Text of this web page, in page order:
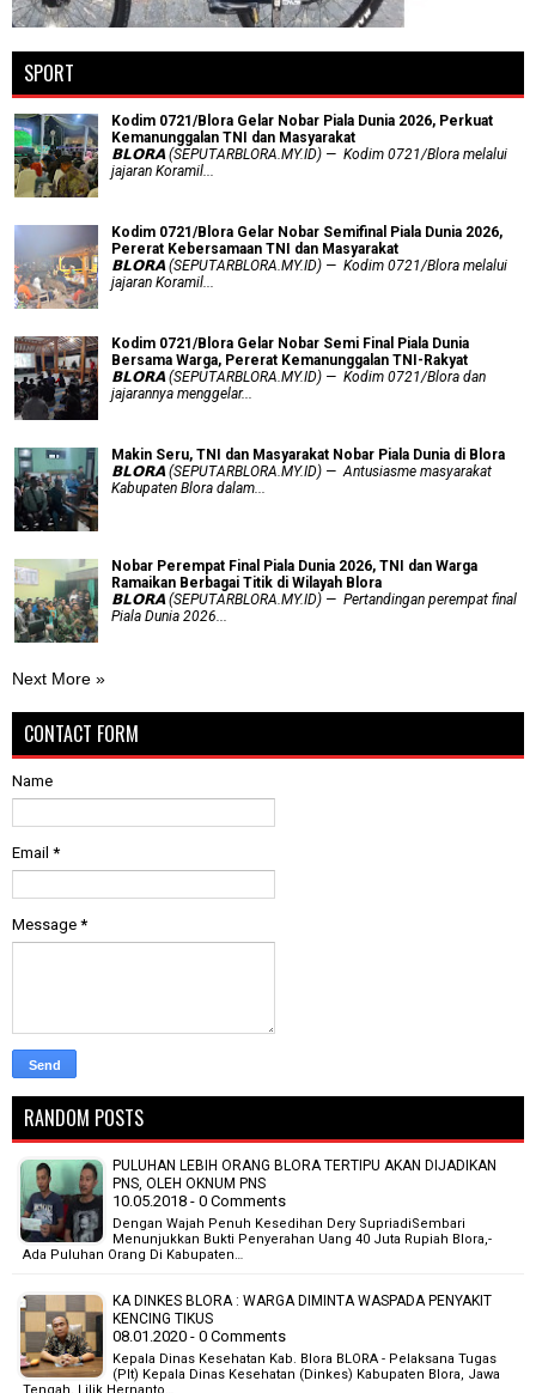
SPORT
Kodim 0721/Blora Gelar Nobar Piala Dunia 2026, Perkuat
Kemanunggalan TNI dan Masyarakat
𝗕𝗟𝗢𝗥𝗔 (SEPUTARBLORA.MY.ID) — Kodim 0721/Blora melalui
jajaran Koramil...
Kodim 0721/Blora Gelar Nobar Semifinal Piala Dunia 2026,
Pererat Kebersamaan TNI dan Masyarakat
𝗕𝗟𝗢𝗥𝗔 (SEPUTARBLORA.MY.ID) — Kodim 0721/Blora melalui
jajaran Koramil...
Kodim 0721/Blora Gelar Nobar Semi Final Piala Dunia
Bersama Warga, Pererat Kemanunggalan TNI-Rakyat
𝗕𝗟𝗢𝗥𝗔 (SEPUTARBLORA.MY.ID) — Kodim 0721/Blora dan
jajarannya menggelar...
Makin Seru, TNI dan Masyarakat Nobar Piala Dunia di Blora
𝗕𝗟𝗢𝗥𝗔 (SEPUTARBLORA.MY.ID) — Antusiasme masyarakat
Kabupaten Blora dalam...
Nobar Perempat Final Piala Dunia 2026, TNI dan Warga
Ramaikan Berbagai Titik di Wilayah Blora
𝗕𝗟𝗢𝗥𝗔 (SEPUTARBLORA.MY.ID) — Pertandingan perempat final
Piala Dunia 2026...
Next More »
CONTACT FORM
Name
Email *
Message *
RANDOM POSTS
PULUHAN LEBIH ORANG BLORA TERTIPU AKAN DIJADIKAN
PNS, OLEH OKNUM PNS
10.05.2018 - 0 Comments
Dengan Wajah Penuh Kesedihan Dery SupriadiSembari
Menunjukkan Bukti Penyerahan Uang 40 Juta Rupiah Blora,-
Ada Puluhan Orang Di Kabupaten…
KA DINKES BLORA : WARGA DIMINTA WASPADA PENYAKIT
KENCING TIKUS
08.01.2020 - 0 Comments
Kepala Dinas Kesehatan Kab. Blora BLORA - Pelaksana Tugas
(Plt) Kepala Dinas Kesehatan (Dinkes) Kabupaten Blora, Jawa
Tengah, Lilik Hernanto…